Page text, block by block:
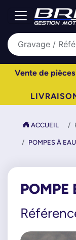
Vente de
ACCUEIL
POMPES À
POMPE